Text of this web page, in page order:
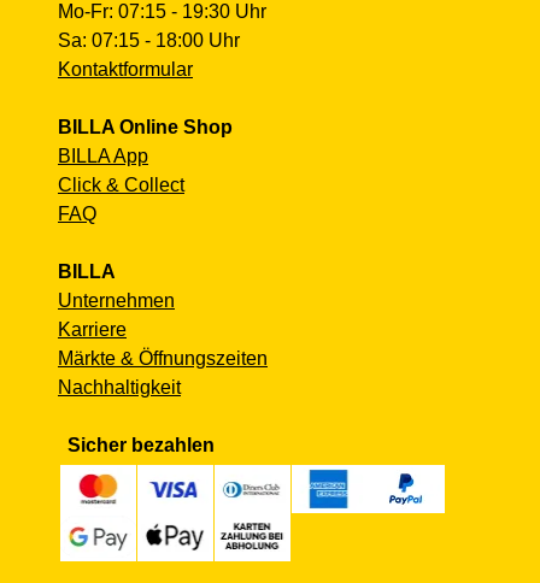
Mo-Fr: 07:15 - 19:30 Uhr
Sa: 07:15 - 18:00 Uhr
Kontaktformular
BILLA Online Shop
BILLA App
Click & Collect
FAQ
BILLA
Unternehmen
Karriere
Märkte & Öffnungszeiten
Nachhaltigkeit
Sicher bezahlen